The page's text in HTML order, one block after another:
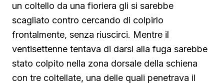
un coltello da una fioriera gli si sarebbe
scagliato contro cercando di colpirlo
frontalmente, senza riuscirci. Mentre il
ventisettenne tentava di darsi alla fuga sarebbe
stato colpito nella zona dorsale della schiena
con tre coltellate, una delle quali penetrava il